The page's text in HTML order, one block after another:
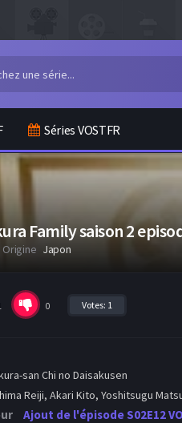
Séries VOSTFR
Family saison 2
Origine Japon
0 Votes: 1
san Chi no Daisakusen
Reiji, Akari Kito, Yoshitsugu
Ajout de l'épisode S02E12